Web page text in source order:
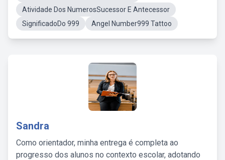
Atividade Dos NumerosSucessor E Antecessor
SignificadoDo 999
Angel Number999 Tattoo
Sandra
Como orientador, minha entrega é completa ao
progresso dos alunos no contexto escolar, adotando